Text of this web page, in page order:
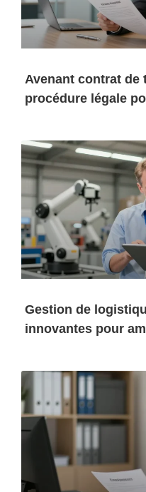
Avenant contrat de
procédure légale
Gestion de
innovantes pour